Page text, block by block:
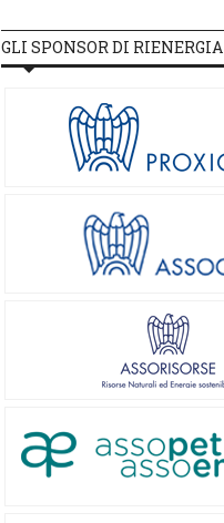
GLI SPONSOR DI RIENERGIA